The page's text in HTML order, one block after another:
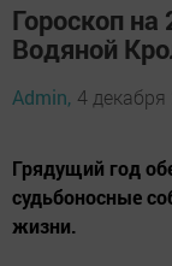
Гороскоп
Водяной
Admin, 4
Грядущий год
судьбоносные
жизни.